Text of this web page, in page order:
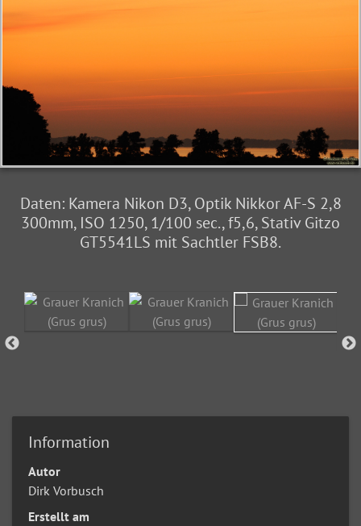
Daten: Kamera Nikon D3, Optik Nikkor AF-S 2,8
300mm, ISO 1250, 1/100 sec., f5,6, Stativ Gitzo
GT5541LS mit Sachtler FSB8.
Information
Autor
Dirk Vorbusch
Erstellt am